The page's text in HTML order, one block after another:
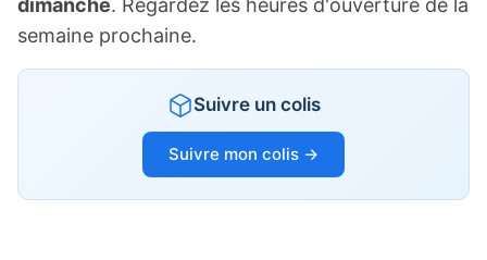
dimanche. Regardez les heures d'ouverture de la
semaine prochaine.
Suivre un colis
Suivre mon colis →